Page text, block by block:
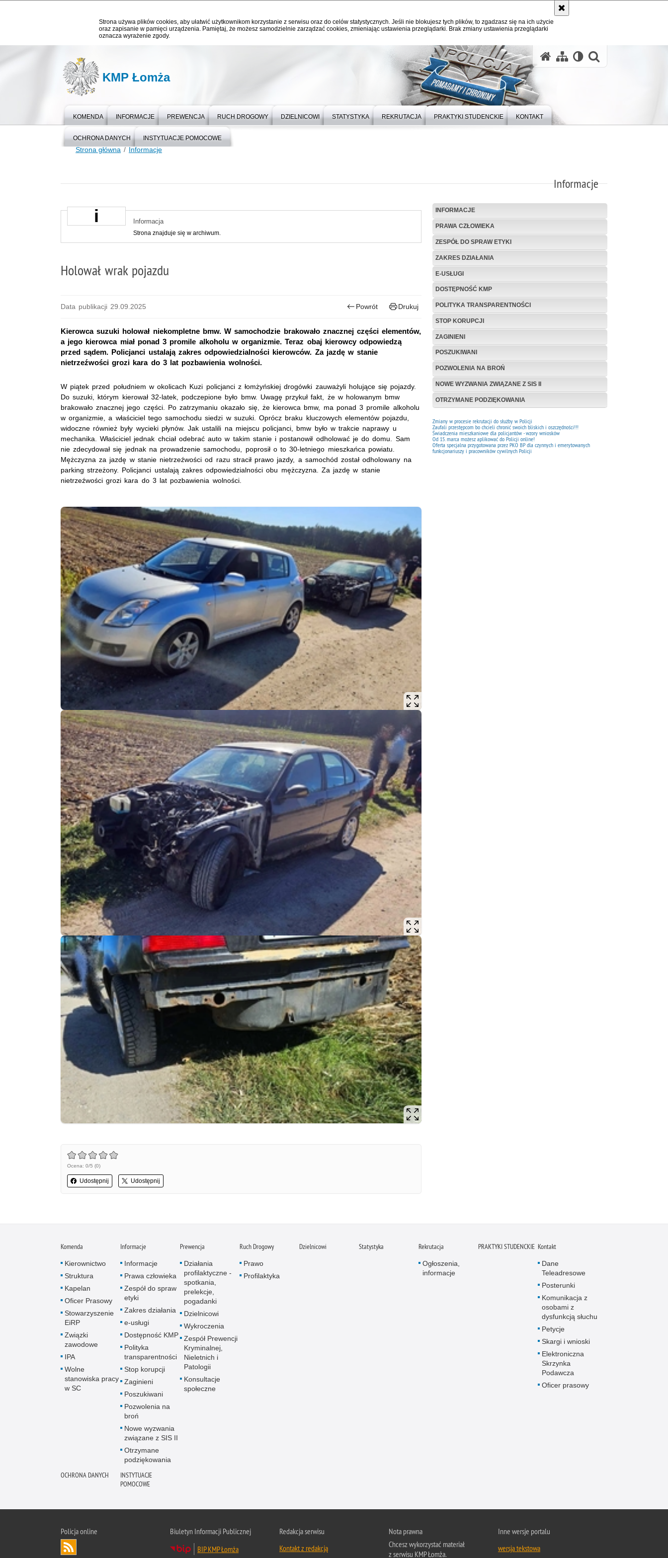
Strona używa plików cookies, aby ułatwić użytkownikom korzystanie z serwisu oraz do celów statystycznych. Jeśli nie blokujesz tych plików, to zgadzasz się na ich użycie
oraz zapisanie w pamięci urządzenia. Pamiętaj, że możesz samodzielnie zarządzać cookies, zmieniając ustawienia przeglądarki. Brak zmiany ustawienia przeglądarki
oznacza wyrażenie zgody.
KMP Łomża
KOMENDA INFORMACJE PREWENCJA RUCH DROGOWY DZIELNICOWI STATYSTYKA REKRUTACJA PRAKTYKI STUDENCKIE KONTAKT
OCHRONA DANYCH INSTYTUACJE POMOCOWE
Strona główna Informacje
Informacje
Informacja
Strona znajduje się w archiwum.
Holował wrak pojazdu
Data publikacji 29.09.2025 Powrót Drukuj
Kierowca suzuki holował niekompletne bmw. W samochodzie brakowało znacznej części elementów,
a jego kierowca miał ponad 3 promile alkoholu w organizmie. Teraz obaj kierowcy odpowiedzą
przed sądem. Policjanci ustalają zakres odpowiedzialności kierowców. Za jazdę w stanie
nietrzeźwości grozi kara do 3 lat pozbawienia wolności.
W piątek przed południem w okolicach Kuzi policjanci z łomżyńskiej drogówki zauważyli holujące się pojazdy.
Do suzuki, którym kierował 32-latek, podczepione było bmw. Uwagę przykuł fakt, że w holowanym bmw
brakowało znacznej jego części. Po zatrzymaniu okazało się, że kierowca bmw, ma ponad 3 promile alkoholu
w organizmie, a właściciel tego samochodu siedzi w suzuki. Oprócz braku kluczowych elementów pojazdu,
widoczne również były wycieki płynów. Jak ustalili na miejscu policjanci, bmw było w trakcie naprawy u
mechanika. Właściciel jednak chciał odebrać auto w takim stanie i postanowił odholować je do domu. Sam
nie zdecydował się jednak na prowadzenie samochodu, poprosił o to 30-letniego mieszkańca powiatu.
Mężczyzna za jazdę w stanie nietrzeźwości od razu stracił prawo jazdy, a samochód został odholowany na
parking strzeżony. Policjanci ustalają zakres odpowiedzialności obu mężczyzna. Za jazdę w stanie
nietrzeźwości grozi kara do 3 lat pozbawienia wolności.
Ocena: 0/5 (0)
Udostępnij Udostępnij
INFORMACJE
PRAWA CZŁOWIEKA
ZESPÓŁ DO SPRAW ETYKI
ZAKRES DZIAŁANIA
E-USŁUGI
DOSTĘPNOŚĆ KMP
POLITYKA TRANSPARENTNOŚCI
STOP KORUPCJI
ZAGINIENI
POSZUKIWANI
POZWOLENIA NA BROŃ
NOWE WYZWANIA ZWIĄZANE Z SIS II
OTRZYMANE PODZIĘKOWANIA
Zmiany w procesie rekrutacji do służby w Policji
Zaufali przestępcom bo chcieli chronić swoich bliskich i oszczędności!!!
Świadczenia mieszkaniowe dla policjantów - wzory wniosków
Od 15. marca możesz aplikować do Policji online!
Oferta specjalna przygotowana przez PKO BP dla czynnych i emerytowanych
funkcjonariuszy i pracowników cywilnych Policji
Komenda
Kierownictwo
Struktura
Kapelan
Oficer Prasowy
Stowarzyszenie
EiRP
Związki
zawodowe
IPA
Wolne
stanowiska pracy
w SC
Informacje
Informacje
Prawa człowieka
Zespół do spraw
etyki
Zakres działania
e-usługi
Dostępność KMP
Polityka
transparentności
Stop korupcji
Zaginieni
Poszukiwani
Pozwolenia na
broń
Nowe wyzwania
związane z SIS II
Otrzymane
podziękowania
Prewencja
Działania
profilaktyczne -
spotkania,
prelekcje,
pogadanki
Dzielnicowi
Wykroczenia
Zespół Prewencji
Kryminalnej,
Nieletnich i
Patologii
Konsultacje
społeczne
Ruch Drogowy
Prawo
Profilaktyka
Dzielnicowi Statystyka Rekrutacja
Ogłoszenia,
informacje
PRAKTYKI STUDENCKIE Kontakt
Dane
Teleadresowe
Posterunki
Komunikacja z
osobami z
dysfunkcją słuchu
Petycje
Skargi i wnioski
Elektroniczna
Skrzynka
Podawcza
Oficer prasowy
OCHRONA DANYCH
INSTYTUACJE
POMOCOWE
Policja online
Biuletyn Informacji Publicznej
BIP KMP Łomża
Redakcja serwisu
Kontakt z redakcją
Nota prawna
Chcesz wykorzystać materiał
z serwisu KMP Łomża.
Inne wersje portalu
wersja tekstowa